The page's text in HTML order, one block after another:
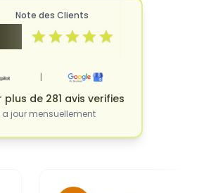
Note des Clients
|
plus de 281 avis verifies
a jour mensuellement